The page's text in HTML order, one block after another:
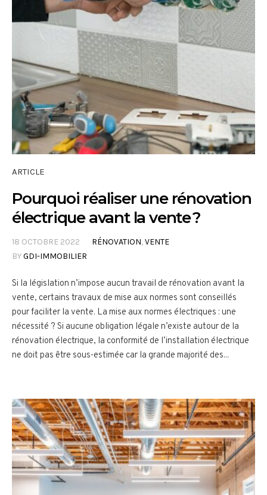
ARTICLE
Pourquoi réaliser une rénovation
électrique avant la vente ?
18 OCTOBRE 2022 RÉNOVATION,VENTE
BYGDI-IMMOBILIER
Si la législation n’impose aucun travail de rénovation avant la
vente, certains travaux de mise aux normes sont conseillés
pour faciliter la vente. La mise aux normes électriques : une
nécessité ? Si aucune obligation légale n’existe autour de la
rénovation électrique, la conformité de l’installation électrique
ne doit pas être sous-estimée car la grande majorité des...